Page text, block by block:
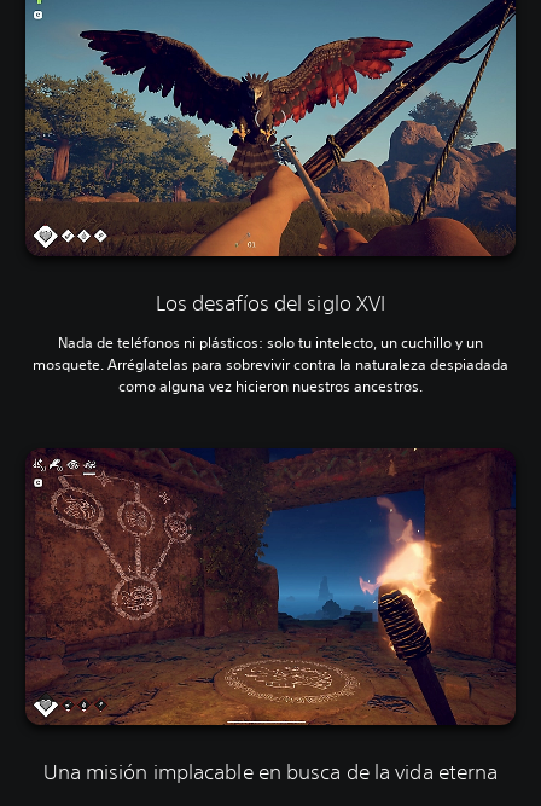
Los desafíos del siglo XVI
Nada de teléfonos ni plásticos: solo tu intelecto, un cuchillo y un
mosquete. Arréglatelas para sobrevivir contra la naturaleza despiadada
como alguna vez hicieron nuestros ancestros.
Una misión implacable en busca de la vida eterna